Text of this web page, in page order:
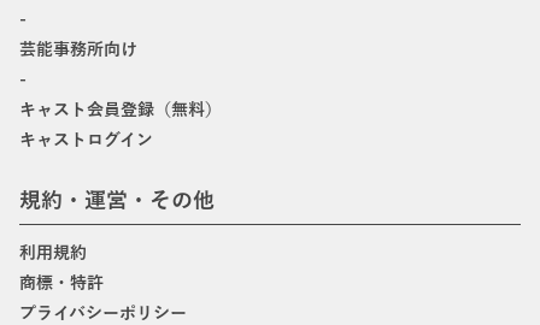
-
芸能事務所向け
-
キャスト会員登録（無料）
キャストログイン
規約・運営・その他
利用規約
商標・特許
プライバシーポリシー